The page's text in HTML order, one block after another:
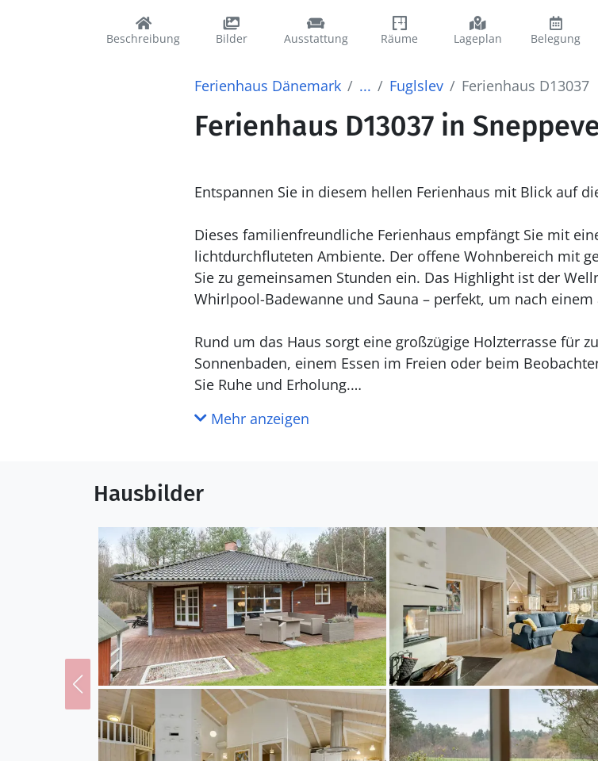
Beschreibung Bilder Ausstattung Räume Lageplan Belegung
Ferienhaus Dänemark ... Fuglslev Ferienhaus D13037
Ferienhaus D13037 in
Entspannen Sie in diesem hellen Ferienhaus mit Blick auf
Dieses familienfreundliche Ferienhaus empfängt Sie mit
lichtdurchfluteten Ambiente. Der offene Wohnbereich mit
Sie zu gemeinsamen Stunden ein. Das Highlight ist der
Whirlpool-Badewanne und Sauna – perfekt, um nach einem
Rund um das Haus sorgt eine großzügige Holzterrasse für
Sonnenbaden, einem Essen im Freien oder beim
Sie Ruhe und Erholung.
Die Region bietet Ihnen abwechslungsreiche Möglichkeiten
erkunden Sie die charmanten Küstenorte wie Ebeltoft mit
Stränden. Auch das Kattegatcenter in Grenaa mit
Mehr anzeigen
Hausbilder